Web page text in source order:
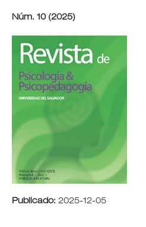
Núm. 10 (2025)
Publicado: 2025-12-05